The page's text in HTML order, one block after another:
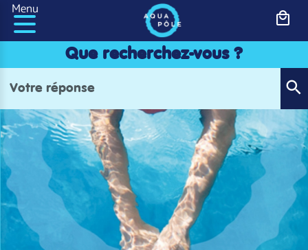
Panneau de gestion des cookies
Menu
Que recherchez-vous ?